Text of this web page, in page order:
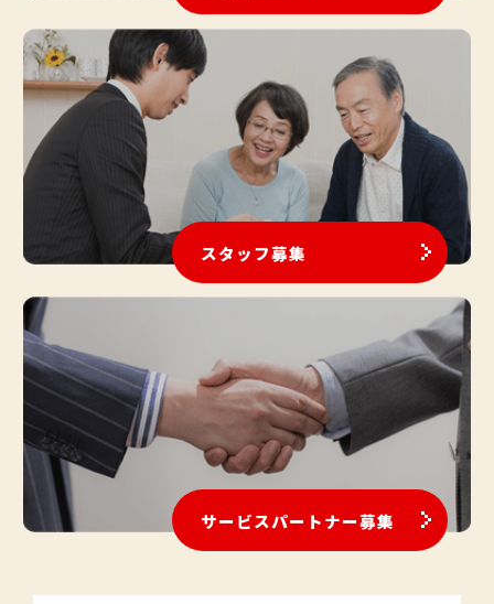
スタッフ募集
サービスパートナー募集